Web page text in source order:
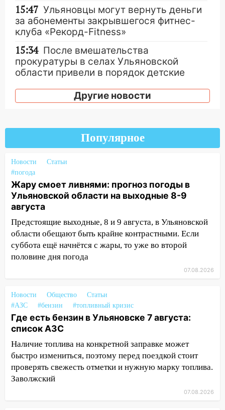
15:47 Ульяновцы могут вернуть деньги
за абонементы закрывшегося фитнес-
клуба «Рекорд-Fitness»
15:34 После вмешательства
прокуратуры в селах Ульяновской
области привели в порядок детские
15:27 Прокуратура проверяет
15:08 В Кузоватово после прокурорской
проверки обновили разметку на
14:40
запретили остановку автомобилей на
50-метровом участке
14:22 В Новом городе 8 августа пройдет
большой фестиваль «Наше время» с
мотофристайлом и концертом
«Мураками»
Жару смоет ливнями: прогноз
13:30 В Ульяновске транспортные
полицейские проведут акцию «Час
пассажира»
13:20 В Ульяновске за один день
обокрали женщину на пляже и
подростка в сквере
выбросил из машины страйкбольную
Другие новости
Популярное
Новости
Статьи
#погода
Жару смоет ливнями: прогноз погоды в
Ульяновской области на выходные 8-9
августа
Предстоящие выходные, 8 и 9 августа, в Ульяновской
области обещают быть крайне контрастными. Если
суббота ещё начнётся с жары, то уже во второй
половине дня погода
07.08.2026
Новости Общество
Статьи
#АЗС
#бензин #топливный кризис
Где есть бензин в Ульяновске 7 августа:
список АЗС
Наличие топлива на конкретной заправке может
быстро измениться, поэтому перед поездкой стоит
проверять свежесть отметки и нужную марку топлива.
Заволжский
07.08.2026